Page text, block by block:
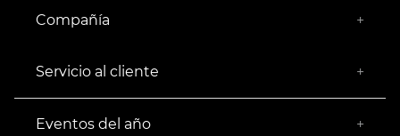
Compañía +
Empresa Socialmente Responsable
Servicio al cliente +
Facturación
Devoluciones
Eventos del año +